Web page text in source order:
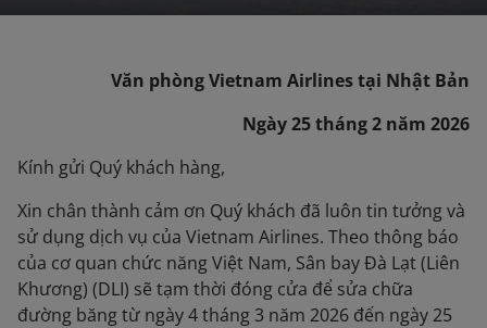
Văn phòng Vietnam Airlines tại Nhật Bản
Ngày 25 tháng 2 năm 2026
Kính gửi Quý khách hàng,
Xin chân thành cảm ơn Quý khách đã luôn tin tưởng và
sử dụng dịch vụ của Vietnam Airlines. Theo thông báo
của cơ quan chức năng Việt Nam, Sân bay Đà Lạt (Liên
Khương) (DLI) sẽ tạm thời đóng cửa để sửa chữa
đường băng từ ngày 4 tháng 3 năm 2026 đến ngày 25